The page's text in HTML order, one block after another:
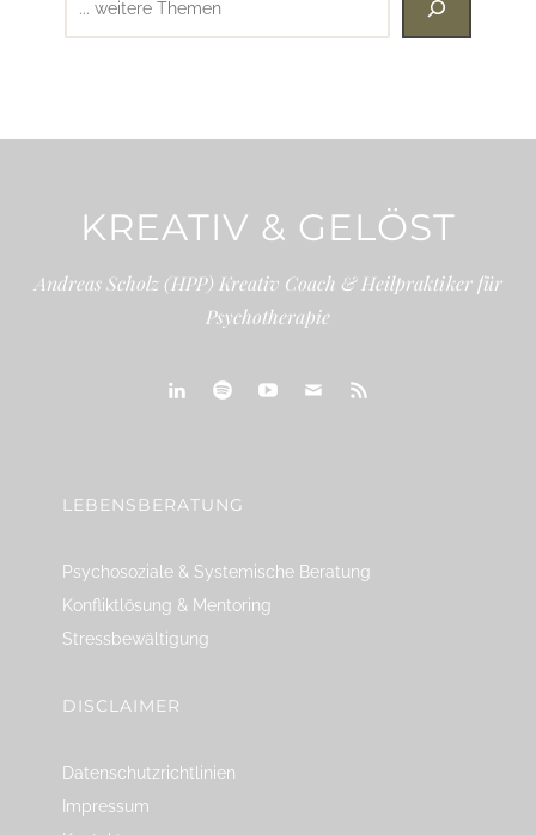
KREATIV & GELÖST
Andreas Scholz (HPP) Kreativ Coach & Heilpraktiker für
Psychotherapie
LEBENSBERATUNG
Psychosoziale & Systemische Beratung
Konfliktlösung & Mentoring
Stressbewältigung
DISCLAIMER
Datenschutzrichtlinien
Impressum